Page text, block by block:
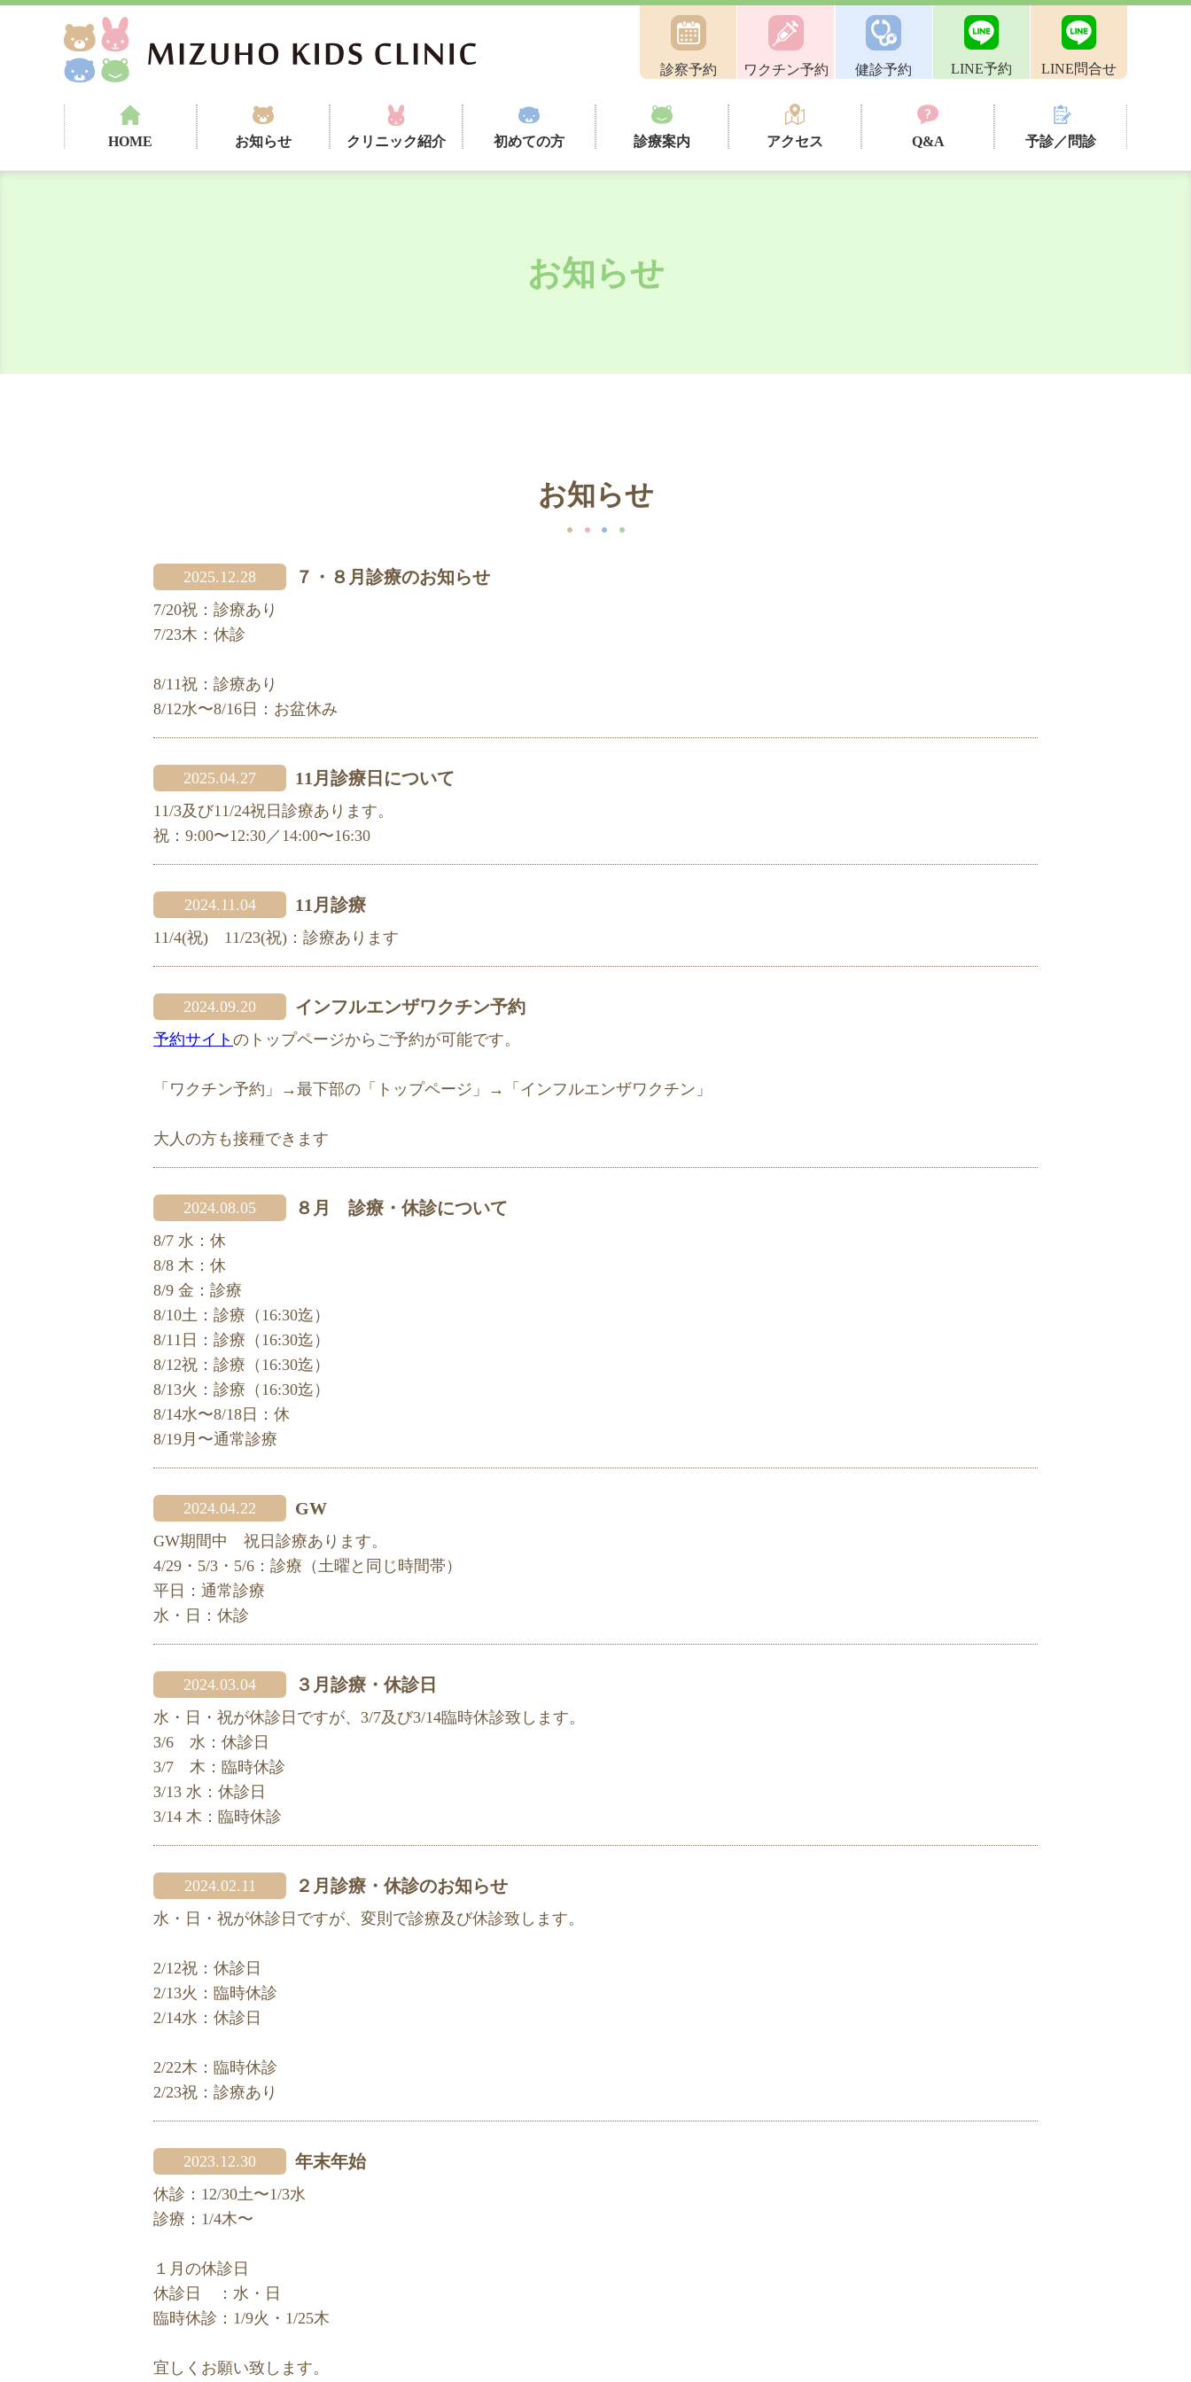
診察予約 ワクチン予約 健診予約 LINE予約 LINE問合せ
HOME お知らせ クリニック紹介 初めての方 診療案内 アクセス Q&A 予診／問診
お知らせ
お知らせ
2025.12.28 ７・８月診療のお知らせ
7/20祝：診療あり
7/23木：休診
8/11祝：診療あり
8/12水〜8/16日：お盆休み
2025.04.27 11月診療日について
11/3及び11/24祝日診療あります。
祝：9:00〜12:30／14:00〜16:30
2024.11.04 11月診療
11/4(祝) 11/23(祝)：診療あります
2024.09.20 インフルエンザワクチン予約
予約サイト のトップページからご予約が可能です。
「ワクチン予約」→最下部の「トップページ」→「インフルエンザワクチン」
大人の方も接種できます
2024.08.05 ８月 診療・休診について
8/7 水：休
8/8 木：休
8/9 金：診療
8/10土：診療（16:30迄）
8/11日：診療（16:30迄）
8/12祝：診療（16:30迄）
8/13火：診療（16:30迄）
8/14水〜8/18日：休
8/19月〜通常診療
2024.04.22 GW
GW期間中 祝日診療あります。
4/29・5/3・5/6：診療（土曜と同じ時間帯）
平日：通常診療
水・日：休診
2024.03.04 ３月診療・休診日
水・日・祝が休診日ですが、3/7及び3/14臨時休診致します。
3/6 水：休診日
3/7 木：臨時休診
3/13 水：休診日
3/14 木：臨時休診
2024.02.11 ２月診療・休診のお知らせ
水・日・祝が休診日ですが、変則で診療及び休診致します。
2/12祝：休診日
2/13火：臨時休診
2/14水：休診日
2/22木：臨時休診
2/23祝：診療あり
2023.12.30 年末年始
休診：12/30土〜1/3水
診療：1/4木〜
１月の休診日
休診日 ：水・日
臨時休診：1/9火・1/25木
宜しくお願い致します。